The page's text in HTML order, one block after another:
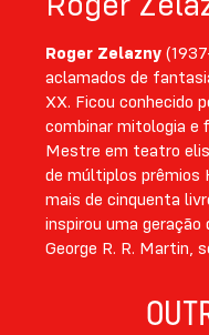
SombraePríncipe do
Roger Zelazny
aclamados de
XX. Ficou conhecido
combinar mitologia e
Mestre em teatro
de múltiplos prêmios
mais de cinquenta
inspirou uma
George R. R. Martin,